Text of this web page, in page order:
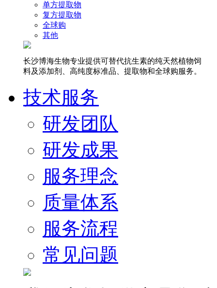
单方提取物
复方提取物
全球购
其他
长沙博海生物专业提供可替代抗生素的纯天然植物饲
料及添加剂、高纯度标准品、提取物和全球购服务。
技术服务
研发团队
研发成果
服务理念
质量体系
服务流程
常见问题